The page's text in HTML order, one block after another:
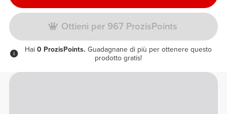
Ottieni per 967 ProzisPoints
Hai 0 ProzisPoints. Guadagnane di più per ottenere questo
prodotto gratis!